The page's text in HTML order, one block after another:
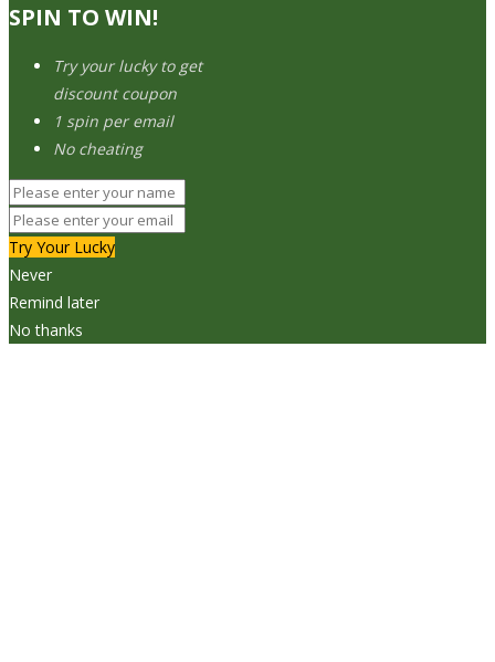
SPIN TO WIN!
Try your lucky to get
discount coupon
1 spin per email
No cheating
Try Your Lucky
Never
Remind later
No thanks